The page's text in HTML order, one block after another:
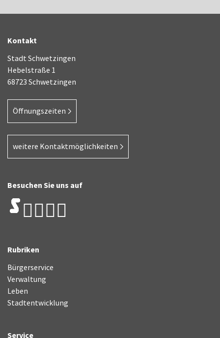
Kontakt
Stadt Schwetzingen
Hebelstraße 1
68723 Schwetzingen
Öffnungszeiten
weitere Kontaktmöglichkeiten
Besuchen Sie uns auf
Rubriken
Bürgerservice
Verwaltung
Leben
Stadtentwicklung
Service